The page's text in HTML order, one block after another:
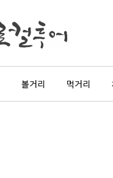
볼거리 먹거리